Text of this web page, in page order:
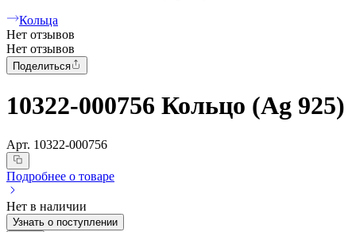
Кольца
Нет отзывов
Нет отзывов
Поделиться
10322-000756 Кольцо (Ag 925)
Арт. 10322-000756
Подробнее о товаре
Нет в наличии
Узнать о поступлении